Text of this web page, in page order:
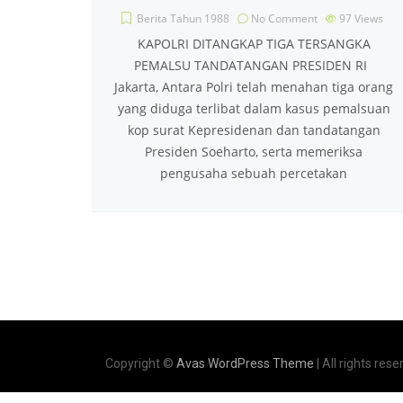
Berita Tahun 1988 No Comment 97 Views
KAPOLRI DITANGKAP TIGA TERSANGKA
PEMALSU TANDATANGAN PRESIDEN RI
Jakarta, Antara Polri telah menahan tiga orang
yang diduga terlibat dalam kasus pemalsuan
kop surat Kepresidenan dan tandatangan
Presiden Soeharto, serta memeriksa
pengusaha sebuah percetakan
Copyright © Avas WordPress Theme | All rights